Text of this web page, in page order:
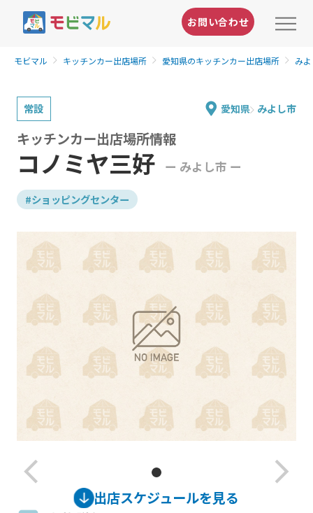
お問い合わせ
モビマル キッチンカー出店場所 愛知県のキッチンカー出店場所 み
常設 愛知県 みよし市
コノミヤ三好 ー みよし市 ー
キッチンカー出店場所情報
#ショッピングセンター
arrow_back_ios_new arrow_forward_ios
出店スケジュールを見る